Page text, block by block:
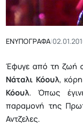
ΕΝΥΠΟΓΡΑΦΑ|
Έφυγε από τη ζωή
Νάταλι Κόουλ,
Κόουλ. Όπως
παραμονή της
Αντζελες.